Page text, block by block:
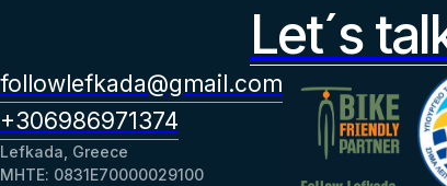
Let´s
followlefkada@gmail.com
+306986971374
Lefkada, Greece
ΜΗΤΕ: 0831Ε70000029100